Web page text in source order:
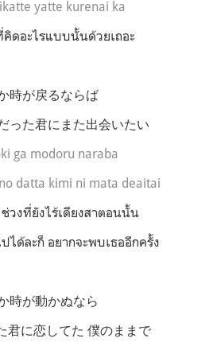
yatte kurenai ka
ดอะไรแบบนั้นด้วยเถอะ
時が戻るならば
った君にまた出会いたい
ga modoru naraba
datta kimi ni mata deaitai
ช่วงที่ยังไร้เดียงสาตอนนั้น
ได้ละก็ อยากจะพบเธออีกครั้ง
時が動かぬなら
君に恋してた 僕のままで